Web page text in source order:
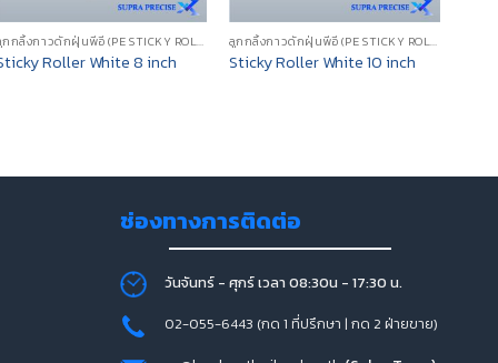
ลูกกลิ้งกาวดักฝุ่นพีอี (PE STICKY ROLLER)
Roller White 8 inch
ลูกกลิ้งกาวดักฝุ่นพีอี (PE STICKY ROLLER)
Sticky Roller White 10 inch
ช่องทางการติดต่อ
วันจันทร์ - ศุกร์ เวลา 08:30น - 17:30 น.
02-055-6443 (กด 1 ที่ปรึกษา | กด 2 ฝ่ายขาย)